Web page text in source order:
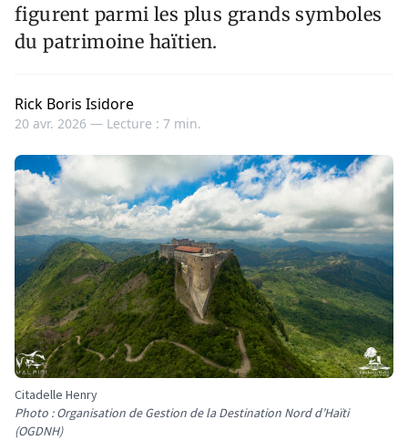
figurent parmi les plus grands symboles
du patrimoine haïtien.
Rick Boris Isidore
20 avr. 2026 — Lecture : 7 min.
Citadelle Henry
Photo : Organisation de Gestion de la Destination Nord d’Haïti
(OGDNH)